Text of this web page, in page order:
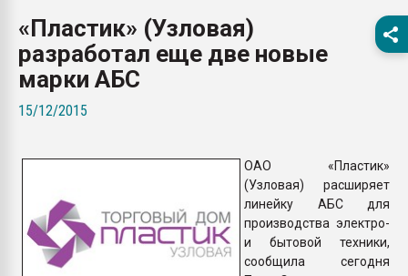
Материал
вакуумного
«Пластик» (Узловая)
разработал еще две новые
марки АБС
15/12/2015
ОАО «Пластик»
(Узловая) расширяет
линейку АБС для
производства электро-
и бытовой техники,
сообщила сегодня